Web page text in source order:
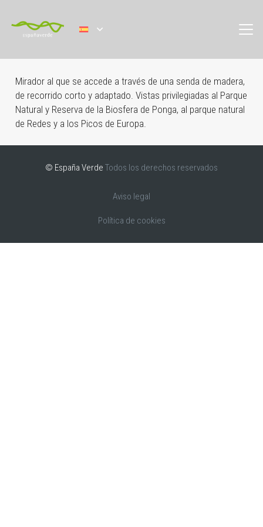
Mirador al que se accede a través de una senda de madera,
de recorrido corto y adaptado. Vistas privilegiadas al Parque
Natural y Reserva de la Biosfera de Ponga, al parque natural
de Redes y a los Picos de Europa.
© España Verde Todos los derechos reservados
Aviso legal
Política de cookies